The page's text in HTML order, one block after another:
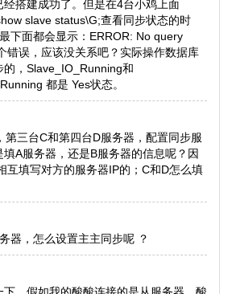
经搭建成功了。但是在4台小鸡上面
slave status\G;查看同步状态的时
下面都会显示：ERROR: No query
错误，应该没关系吧？实际操作数据库
的，Slave_IO_Running和
都是 Yes状态。
第三台C和第四台D服务器，配置同步服
填A服务器，还是B服务器的信息呢？因
互填写对方的服务器IP的；C和D怎么填
器，怎么设置主主同步呢 ？